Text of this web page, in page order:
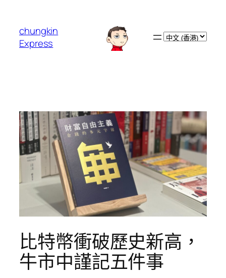
chungkin
Express
Choose
比特幣衝破歷史新高，
牛市中謹記五件事